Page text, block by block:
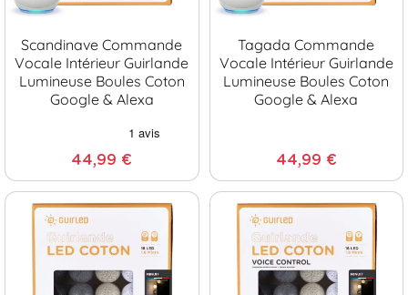
Scandinave Commande
Vocale Intérieur Guirlande
Lumineuse Boules Coton
Google & Alexa
44,99 €
Tagada Commande
Vocale Intérieur Guirlande
Lumineuse Boules Coton
Google & Alexa
44,99 €